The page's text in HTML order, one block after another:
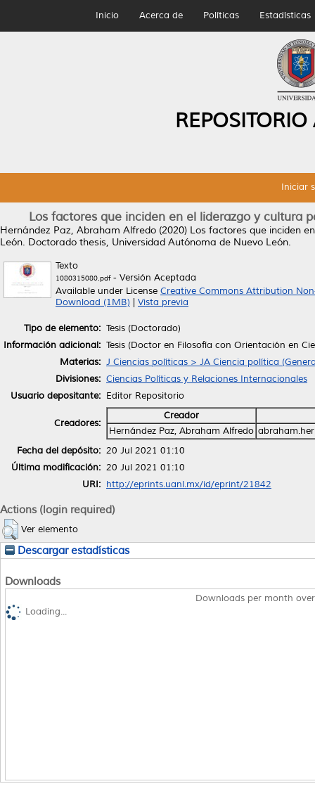
Inicio Acerca de Políticas Estadísticas
Iniciar
Los factores que inciden en el liderazgo y cultura
Hernández Paz, Abraham Alfredo (2020) Los factores que inciden
León. Doctorado thesis, Universidad Autónoma de Nuevo León.
Texto
1080315080.pdf- Versión Aceptada
Available under License Creative Commons Attribution
Download (1MB)
Vista previa
Tipo de elemento: Tesis (Doctorado)
Información adicional: Tesis (Doctor en Filosofía con Orientación en
Materias: J Ciencias políticas > JA Ciencia política
Divisiones: Ciencias Políticas y Relaciones Internacionales
Usuario depositante: Editor Repositorio
Creadores:
Creador
Hernández Paz, Abraham Alfredo
Fecha del depósito: 20 Jul 2021 01:10
Última modificación: 20 Jul 2021 01:10
URI: http://eprints.uanl.mx/id/eprint/21842
Actions (login required)
Ver elemento
Descargar estadísticas
Downloads
Downloads per month
Loading...